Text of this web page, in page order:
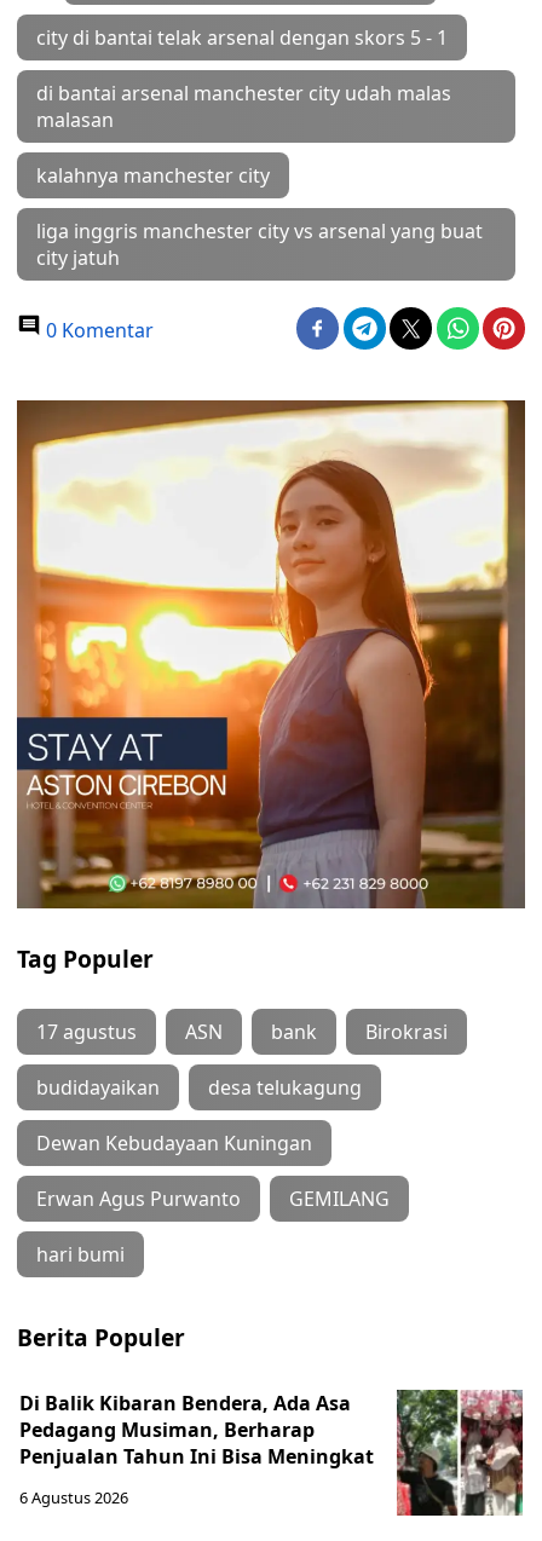
city di bantai telak arsenal dengan skors 5 - 1
di bantai arsenal manchester city udah malas
malasan
kalahnya manchester city
liga inggris manchester city vs arsenal yang buat
city jatuh
0 Komentar
Tag Populer
17 agustus ASN bank Birokrasi
budidayaikan desa telukagung
Dewan Kebudayaan Kuningan
Erwan Agus Purwanto GEMILANG
hari bumi
Berita Populer
Di Balik Kibaran Bendera, Ada Asa
Pedagang Musiman, Berharap
Penjualan Tahun Ini Bisa Meningkat
6 Agustus 2026